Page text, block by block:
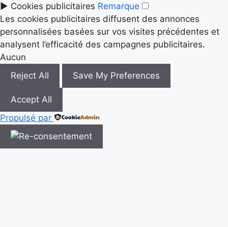
► Cookies publicitaires Remarque
Les cookies publicitaires diffusent des annonces
personnalisées basées sur vos visites précédentes et
analysent l’efficacité des campagnes publicitaires.
Aucun
Reject All
Save My Preferences
Accept All
Propulsé par